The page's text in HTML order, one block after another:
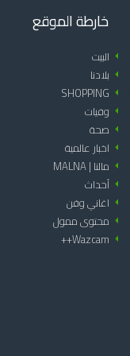
خارطة الموقع
arrow_left البيت
arrow_left بلادنا
arrow_left
SHOPPING
arrow_left وفيات
arrow_left صحة
arrow_left اخبار عالمية
arrow_left مالنا | MALNA
arrow_leftأحداث
arrow_left اغاني وفن
arrow_left محتوى ممول
arrow_left
Wazcam++